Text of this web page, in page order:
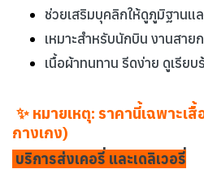
ช่วยเสริมบุคลิกให้ดูภูมิฐานแ
เหมาะสำหรับนักบิน งานสาย
เนื้อผ้าทนทาน รีดง่าย ดูเรียบ
✨ หมายเหตุ: ราคานี้เฉพาะเสื้
กางเกง)
บริการส่งเคอรี่ และเดลิเวอรี่